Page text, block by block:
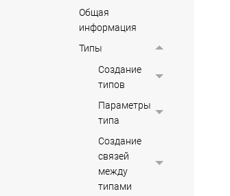
Общая
информация
Типы
Создание
типов
Параметры
типа
Создание
связей
между
типами